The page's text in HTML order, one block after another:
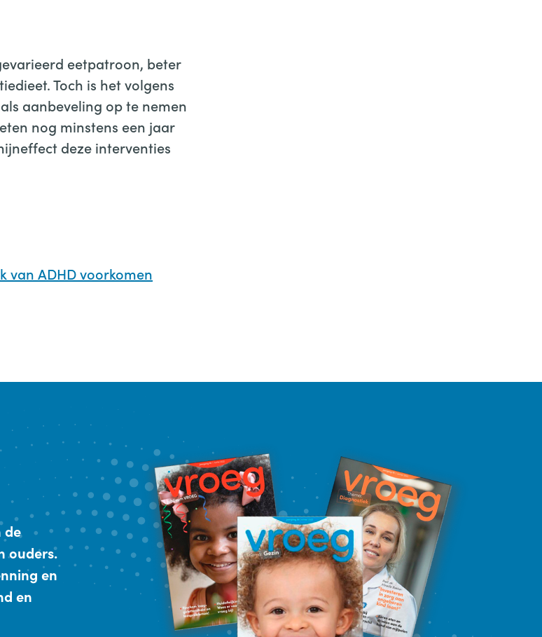
eetpatroon, beter
Toch is het volgens
aanbeveling op te nemen
nog minstens een jaar
deze interventies
van ADHD voorkomen
de
ouders.
en
en